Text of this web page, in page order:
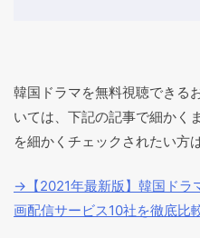
韓国ドラマを無料視聴できる
いては、下記の記事で細かく
を細かくチェックされたい方
→【2021年最新版】韓国ドラ
画配信サービス10社を徹底比